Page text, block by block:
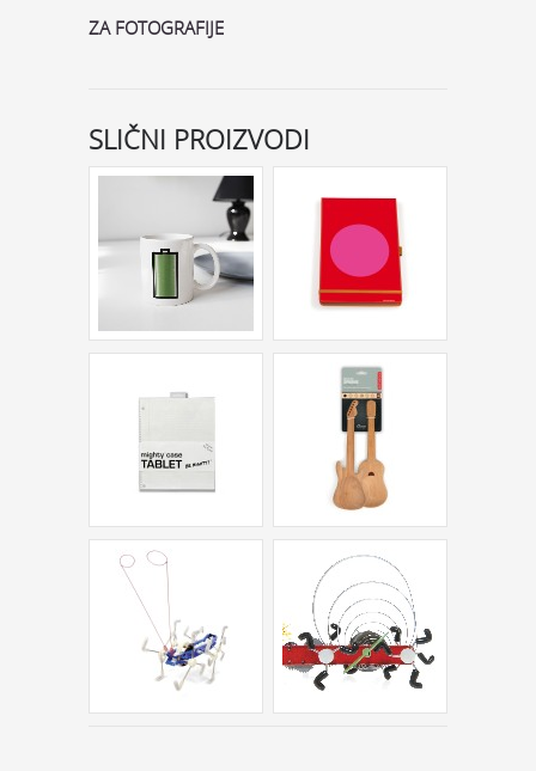
ZA FOTOGRAFIJE
SLIČNI PROIZVODI